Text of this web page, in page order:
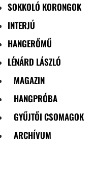
SOKKOLÓ KORONGOK
INTERJÚ
HANGERŐMŰ
LÉNÁRD LÁSZLÓ
MAGAZIN
HANGPRÓBA
GYŰJTŐI CSOMAGOK
ARCHÍVUM